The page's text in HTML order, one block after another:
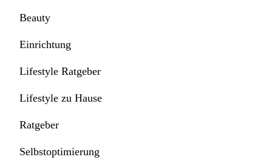
Beauty
Einrichtung
Lifestyle Ratgeber
Lifestyle zu Hause
Ratgeber
Selbstoptimierung